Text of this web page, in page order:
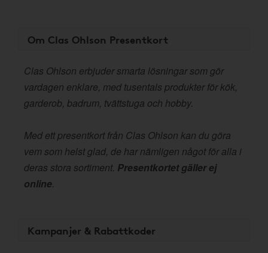
Om Clas Ohlson Presentkort
Clas Ohlson erbjuder smarta lösningar som gör
vardagen enklare, med tusentals produkter för kök,
garderob, badrum, tvättstuga och hobby.
Med ett presentkort från Clas Ohlson kan du göra
vem som helst glad, de har nämligen något för alla i
deras stora sortiment. Presentkortet gäller ej
online.
Kampanjer & Rabattkoder